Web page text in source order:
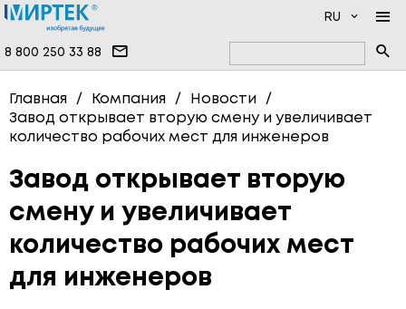
8 800 250 33 88
RU
НОВОСТИ
ИНФОЦЕНТР
ПРОДУКЦИЯ
ВЫСОКОВОЛЬТНЫЕ ПРИБОРЫ
ОДНОФАЗНЫЕ СЧЁТЧИКИ
ТРЁХФАЗНЫЕ СЧЁТЧИКИ
СЧЁТЧИКИ ВОДЫ
УСЛУГИ
ПРОИЗВОДСТВО
ВОПРОСЫ И ОТВЕТЫ
КОНТАКТЫ
Главная Компания
Новости
Завод открывает вторую смену и увеличивает
количество рабочих мест для инженеров
Завод открывает вторую
смену и увеличивает
количество рабочих мест
для инженеров